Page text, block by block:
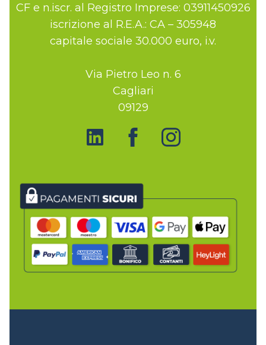
CF e n.iscr. al Registro Imprese: 03911450926
iscrizione al R.E.A.: CA – 305948
capitale sociale 30.000 euro, i.v.
Via Pietro Leo n. 6
Cagliari
09129